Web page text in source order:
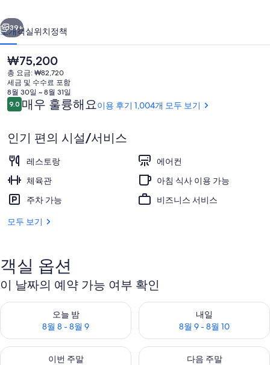
의
사
진
갤
러
매일 뷔페 아침 식사 유료
39+
소개객실위치정책
현
재
가
격
은
₩75,200
₩75,200
총 요금: ₩82,720
세금 및 수수료 포함
8월 30일 ~ 8월 31일
이
용
기
9.010점 만점 중 9.0점.
매우 훌륭해요이용 후기 1,004개 모두 보기
인기 편의 시설/서비스
레스토랑
에어컨
체육관
아침 식사 이용 가능
주차 가능
비즈니스 서비스
모두 보기
객실 옵션
이 날짜의 예약 가능 여부 확인
오늘 밤
8월 8 - 8월 9
오늘 밤 예약 가능 여부 확인, 8월 8 - 8월 9
내일
8월 9 - 8월 10
내일 예약 가능 여부 확인, 8월
이번 주말
이번 주말 예약 가능 여부 확인, 8월 14 - 8월 16
다음 주말
다음 주말 예약 가능 여부 확인